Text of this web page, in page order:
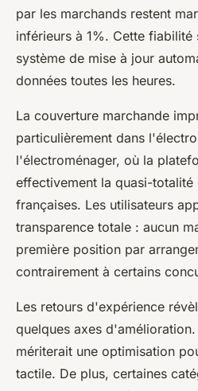
par les marchands restent
inférieurs à 1%. Cette
système de mise à jour
données toutes les heures.
La couverture marchande
particulièrement dans
l'électroménager, où la
effectivement la quasi-totalité
françaises. Les utilisateurs
transparence totale : aucun
première position par
contrairement à certains
Les retours d'expérience
quelques axes
mériterait une optimisation
tactile. De plus, certaines